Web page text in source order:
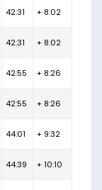
42:31 + 8:02
42:31 + 8:02
42:55 + 8:26
42:55 + 8:26
44:01 + 9:32
44:39 + 10:10